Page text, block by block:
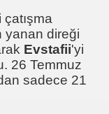
yanan direği
Evstafii'yi
26 Temmuz
sadece 21